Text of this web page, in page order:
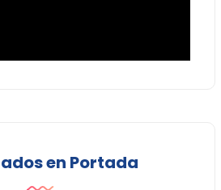
en Portada